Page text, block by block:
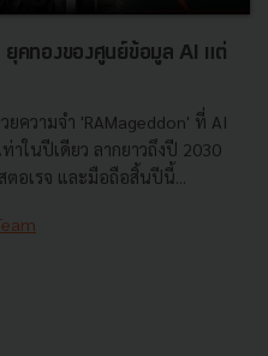
คทองของศูนย์ข้อมูล AI แต่
ความจำ 'RAMageddon' ที่ AI
าในปีเดียว ลากยาวถึงปี 2030
อเรจ และมือถือสิ้นปีนี้...